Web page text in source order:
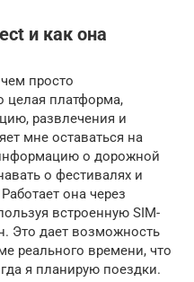
и как она
просто
целая платформа,
развлечения и
мне оставаться на
о дорожной
о фестивалях и
она через
встроенную SIM-
Это дает возможность
реального времени, что
я планирую поездки.